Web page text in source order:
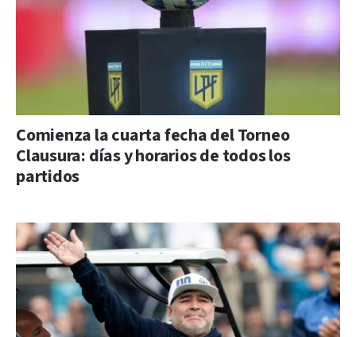
Comienza la cuarta fecha del Torneo
Clausura: días y horarios de todos los
partidos